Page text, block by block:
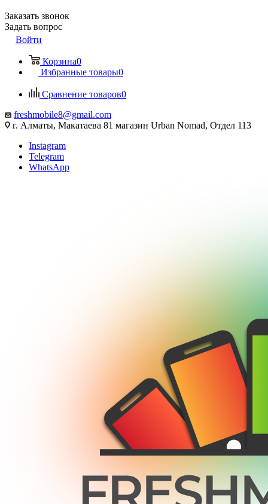
Заказать звонок
Задать вопрос
Войти
Корзина0
Избранные товары0
Сравнение товаров0
freshmobile8@gmail.com
г. Алматы, Макатаева 81 магазин Urban Nomad, Отдел 113
Instagram
Telegram
WhatsApp